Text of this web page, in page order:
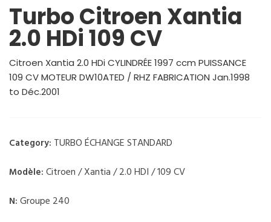
Turbo Citroen Xantia
2.0 HDi 109 CV
Citroen Xantia 2.0 HDi CYLINDRÉE 1997 ccm PUISSANCE
109 CV MOTEUR DW10ATED / RHZ FABRICATION Jan.1998
to Déc.2001
Category: TURBO ÉCHANGE STANDARD
Modèle: Citroen / Xantia / 2.0 HDI / 109 CV
N: Groupe 240